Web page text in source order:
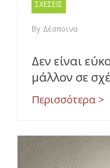
ΣΧΕΣΕΙΣ
By Δέσποινα
Δεν είναι
μάλλον σε
Περισσότερα >